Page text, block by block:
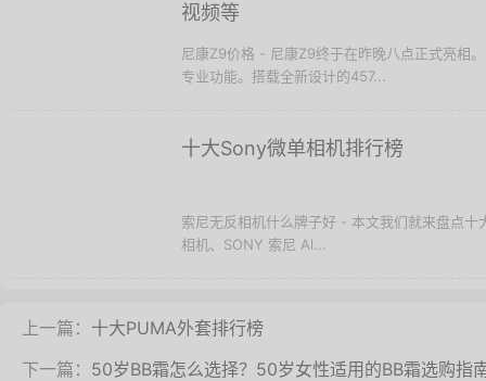
视频等
尼康Z9价格 - 尼康Z9终于在昨晚八点正式亮相
专业功能。搭载全新设计的457...
十大Sony微单相机排行榜
索尼无反相机什么牌子好 - 本文我们就来盘点
相机、SONY 索尼 Al...
上一篇： 十大PUMA外套排行榜
下一篇： 50岁BB霜怎么选择？50岁女性适用的BB霜选购指